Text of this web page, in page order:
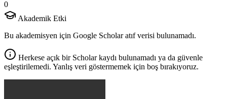
0
Akademik Etki
Bu akademisyen için Google Scholar atıf verisi bulunamadı.
Herkese açık bir Scholar kaydı bulunamadı ya da güvenle
eşleştirilemedi. Yanlış veri göstermemek için boş bırakıyoruz.